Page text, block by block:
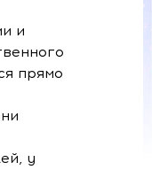
и
прямо
у